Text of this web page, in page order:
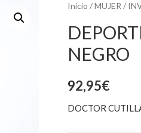
Inicio /MUJER /
NEGRO
92,95€
DOCTOR